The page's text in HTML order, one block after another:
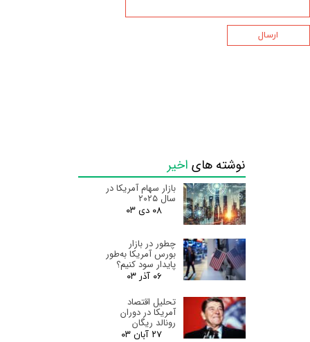
ارسال
نوشته های اخیر
بازار سهام آمریکا در
سال ۲۰۲۵
۰۸ دی ۰۳
چطور در بازار
بورس آمریکا به‌طور
پایدار سود کنیم؟
۰۶ آذر ۰۳
تحلیل اقتصاد
آمریکا در دوران
رونالد ریگان
۲۷ آبان ۰۳